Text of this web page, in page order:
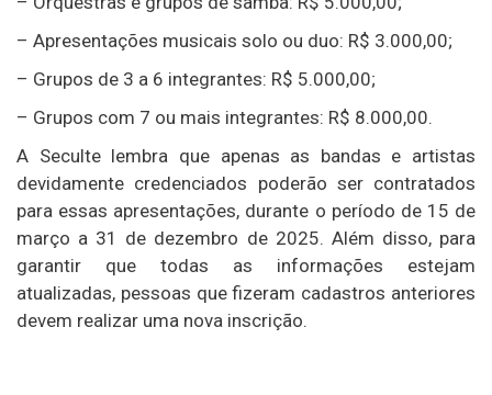
– Apresentações musicais solo ou duo: R$ 3.000,00;
– Grupos de 3 a 6 integrantes: R$ 5.000,00;
– Grupos com 7 ou mais integrantes: R$ 8.000,00.
A Seculte lembra que apenas as bandas e artistas
devidamente credenciados poderão ser contratados
para essas apresentações, durante o período de 15 de
março a 31 de dezembro de 2025. Além disso, para
garantir que todas as informações estejam
atualizadas, pessoas que fizeram cadastros anteriores
devem realizar uma nova inscrição.